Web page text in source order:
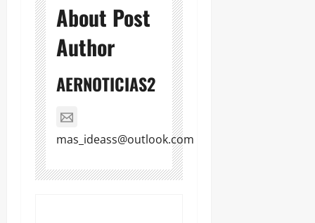
About Post
Author
AERNOTICIAS2
mas_ideass@outlook.com